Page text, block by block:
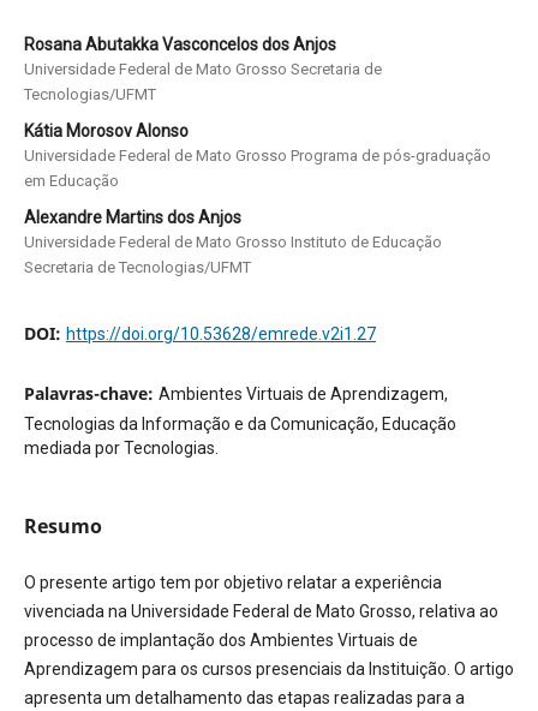
Rosana Abutakka Vasconcelos dos Anjos
Universidade Federal de Mato Grosso Secretaria de
Tecnologias/UFMT
Kátia Morosov Alonso
Universidade Federal de Mato Grosso Programa de pós-graduação
em Educação
Alexandre Martins dos Anjos
Universidade Federal de Mato Grosso Instituto de Educação
Secretaria de Tecnologias/UFMT
DOI: https://doi.org/10.53628/emrede.v2i1.27
Palavras-chave: Ambientes Virtuais de Aprendizagem,
Tecnologias da Informação e da Comunicação, Educação
mediada por Tecnologias.
Resumo
O presente artigo tem por objetivo relatar a experiência
vivenciada na Universidade Federal de Mato Grosso, relativa ao
processo de implantação dos Ambientes Virtuais de
Aprendizagem para os cursos presenciais da Instituição. O artigo
apresenta um detalhamento das etapas realizadas para a